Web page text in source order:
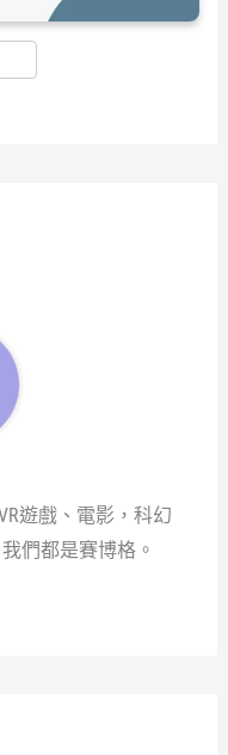
遊戲、電影，科幻
們都是賽博格。